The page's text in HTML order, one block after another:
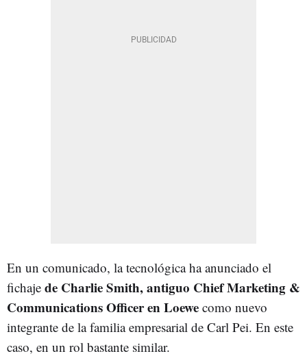
En un comunicado, la tecnológica ha anunciado el
fichaje de Charlie Smith, antiguo Chief Marketing &
Communications Officer en Loewe como nuevo
integrante de la familia empresarial de Carl Pei. En este
caso, en un rol bastante similar.